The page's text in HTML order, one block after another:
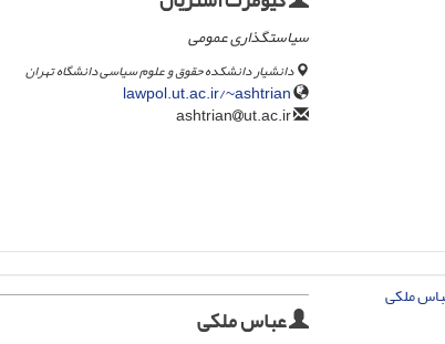
سیاستگذاری عمومی
دانشیار دانشکده حقوق و علوم سیاسی دانشگاه تهران
lawpol.ut.ac.ir/~ashtrian
ut.ac.ir
عباس ملکی